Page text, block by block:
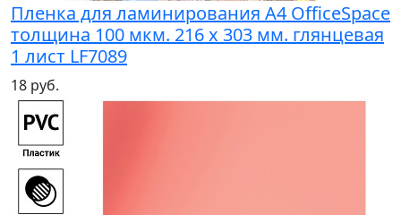
Пленка для ламинирования A4 OfficeSpace
толщина 100 мкм. 216 х 303 мм. глянцевая
1 лист LF7089
18 руб.